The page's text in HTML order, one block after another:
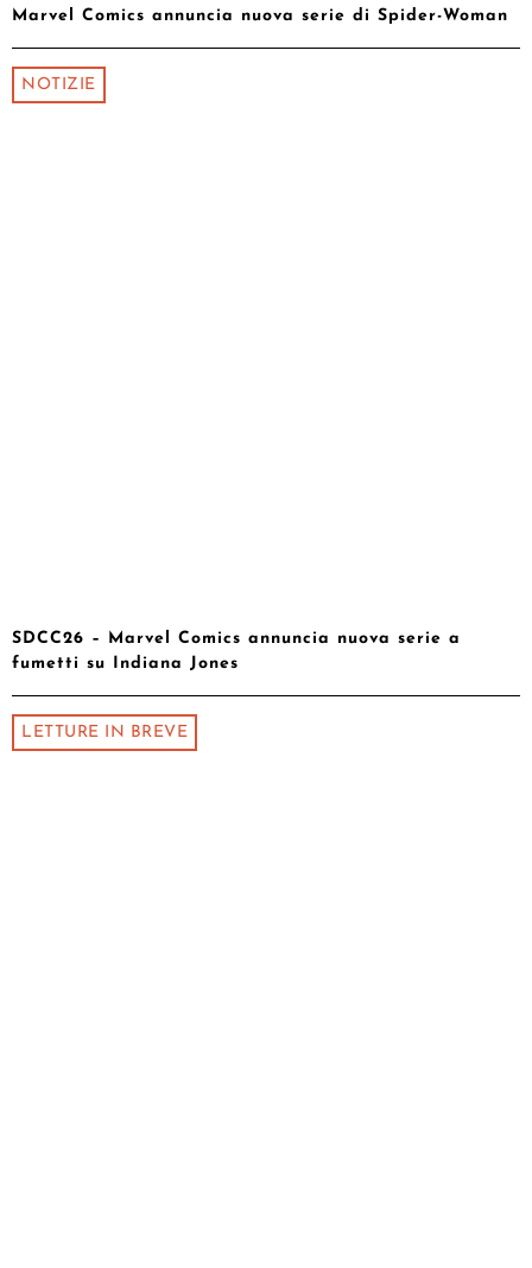
Marvel Comics annuncia nuova serie di Spider-Woman
NOTIZIE
SDCC26 – Marvel Comics annuncia nuova serie a
fumetti su Indiana Jones
LETTURE IN BREVE